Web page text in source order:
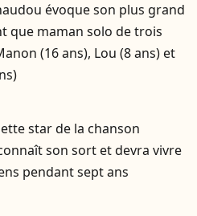
évoque son plus grand
que maman solo de trois
(16 ans), Lou (8 ans) et
star de la chanson
son sort et devra vivre
pendant sept ans